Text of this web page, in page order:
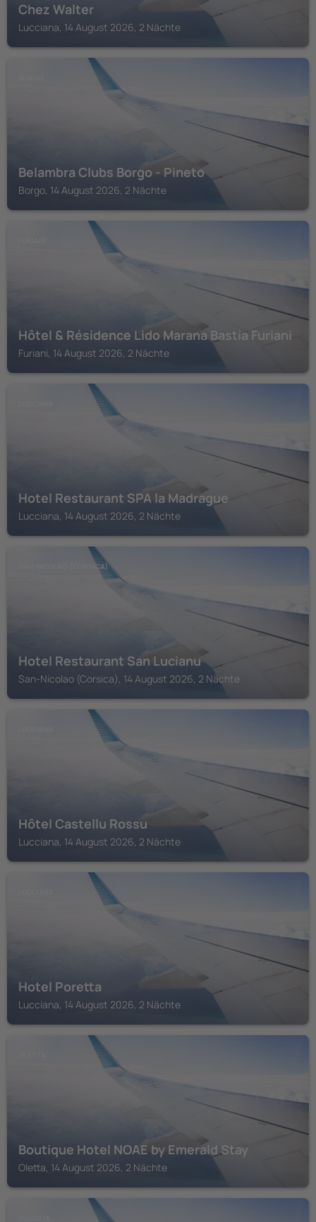
Chez Walter
Lucciana, 14 August 2026, 2 Nächte
Belambra Clubs Borgo - Pineto
Borgo, 14 August 2026, 2 Nächte
Hôtel & Résidence Lido Marana Bastia Furiani
Furiani, 14 August 2026, 2 Nächte
Hotel Restaurant SPA la Madrague
Lucciana, 14 August 2026, 2 Nächte
SAN-NICOLAO (CORSICA)
Hotel Restaurant San Lucianu
San-Nicolao (Corsica), 14 August 2026, 2 Nächte
Hôtel Castellu Rossu
Lucciana, 14 August 2026, 2 Nächte
Hotel Poretta
Lucciana, 14 August 2026, 2 Nächte
Boutique Hotel NOAE by Emerald Stay
Oletta, 14 August 2026, 2 Nächte